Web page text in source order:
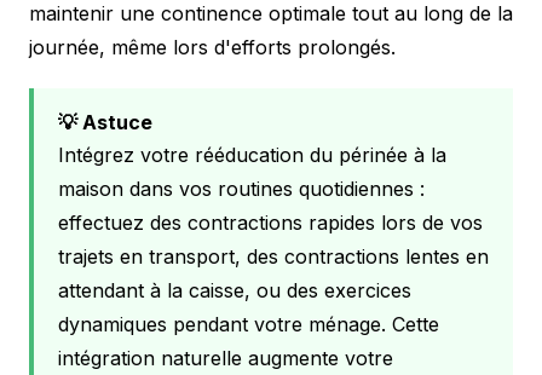
maintenir une continence optimale tout au long de la
journée, même lors d'efforts prolongés.
💡 Astuce
Intégrez votre rééducation du périnée à la
maison dans vos routines quotidiennes :
effectuez des contractions rapides lors de vos
trajets en transport, des contractions lentes en
attendant à la caisse, ou des exercices
dynamiques pendant votre ménage. Cette
intégration naturelle augmente votre